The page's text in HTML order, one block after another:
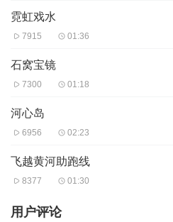
霓虹戏水
7915 01:36
石窝宝镜
7300 01:18
河心岛
6956 02:23
飞越黄河助跑线
8377 01:30
用户评论